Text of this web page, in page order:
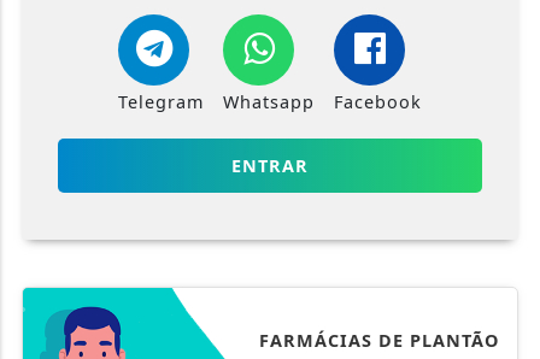
Telegram Whatsapp Facebook
ENTRAR
FARMÁCIAS DE PLANTÃO